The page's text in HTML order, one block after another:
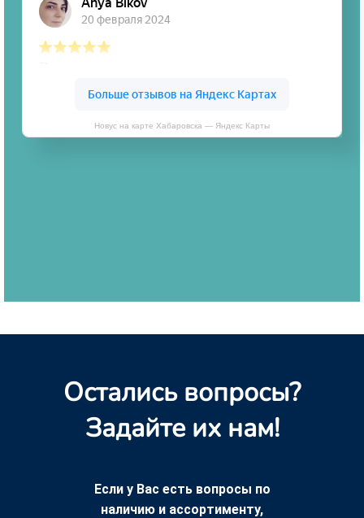
Новус на карте Хабаровска — Яндекс Карты
Остались вопросы?
Задайте их нам!
Если у Вас есть вопросы по
наличию и ассортименту,